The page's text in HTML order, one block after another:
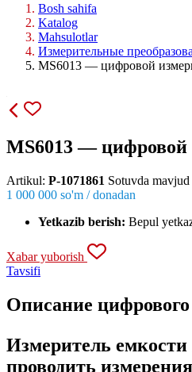
Bosh sahifa
Katalog
Mahsulotlar
Измерительные
MS6013 — цифровой
MS6013 — цифровой
Artikul: P-1071861 Sotuvda mavjud
1 000 000 so'm / donadan
Yetkazib berish: Bepul
Xabar yuborish
Tavsifi
Описание
Измеритель емкости
проводить